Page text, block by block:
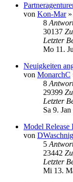
von Kon-Mar»
8
30137
Letzter
Mo 11.
Neuigkeiten
von MonarchC
8
29399
Letzter
Sa 9.
Model Release
von DWaschnig
5
23442
Letzter
Mi 13.